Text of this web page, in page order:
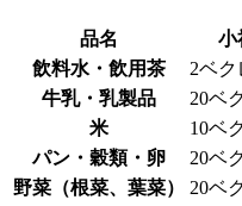
品名 小
飲料水・飲用茶
2ベ
牛乳・乳製品
20ベ
米
10ベ
パン・穀類・卵
20ベ
野菜（根菜、葉菜）
20ベ